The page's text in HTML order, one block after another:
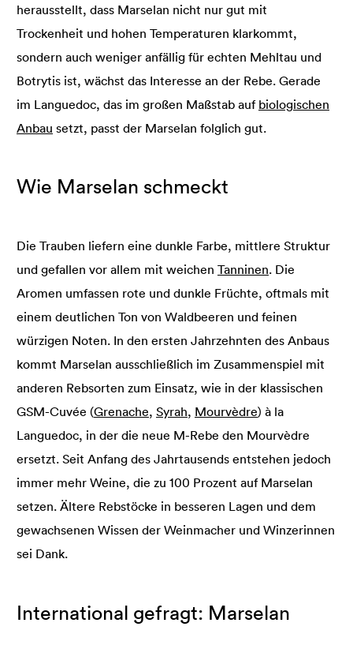
herausstellt, dass Marselan nicht nur gut mit
Trockenheit und hohen Temperaturen klarkommt,
sondern auch weniger anfällig für echten Mehltau und
Botrytis ist, wächst das Interesse an der Rebe. Gerade
im Languedoc, das im großen Maßstab auf biologischen
Anbau setzt, passt der Marselan folglich gut.
Wie Marselan schmeckt
Die Trauben liefern eine dunkle Farbe, mittlere Struktur
und gefallen vor allem mit weichen Tanninen. Die
Aromen umfassen rote und dunkle Früchte, oftmals mit
einem deutlichen Ton von Waldbeeren und feinen
würzigen Noten. In den ersten Jahrzehnten des Anbaus
kommt Marselan ausschließlich im Zusammenspiel mit
anderen Rebsorten zum Einsatz, wie in der klassischen
GSM-Cuvée (Grenache, Syrah, Mourvèdre) à la
Languedoc, in der die neue M-Rebe den Mourvèdre
ersetzt. Seit Anfang des Jahrtausends entstehen jedoch
immer mehr Weine, die zu 100 Prozent auf Marselan
setzen. Ältere Rebstöcke in besseren Lagen und dem
gewachsenen Wissen der Weinmacher und Winzerinnen
sei Dank.
International gefragt: Marselan